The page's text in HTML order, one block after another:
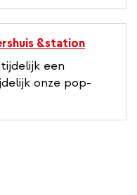
&station
een
onze pop-